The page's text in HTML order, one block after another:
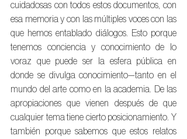
cuidadosas con todos estos documentos, con
esa memoria y con las múltiples voces con las
que hemos entablado diálogos. Esto porque
tenemos conciencia y conocimiento de lo
voraz que puede ser la esfera pública en
donde se divulga conocimiento—tanto en el
mundo del arte como en la academia. De las
apropiaciones que vienen después de que
cualquier tema tiene cierto posicionamiento. Y
también porque sabemos que estos relatos